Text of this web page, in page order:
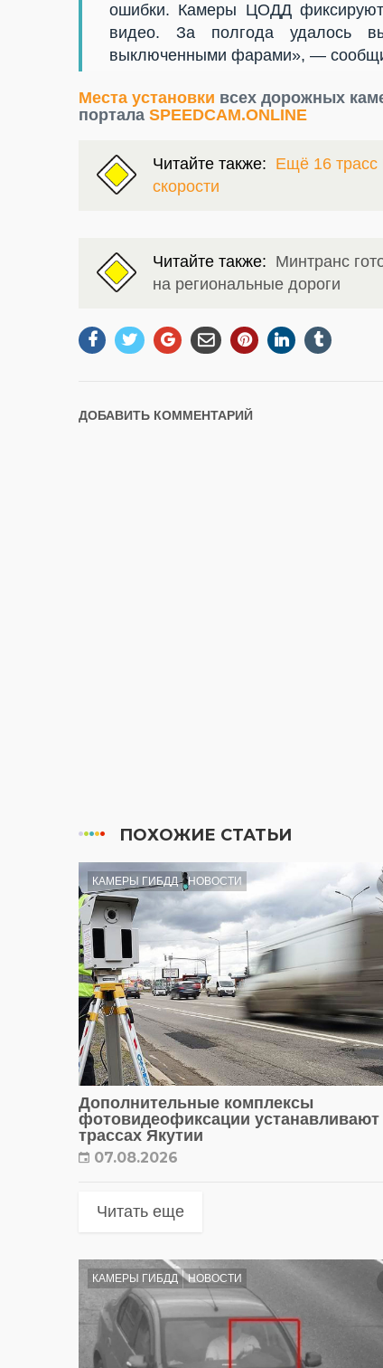
ошибки. Камеры ЦОДД
видео. За полгода удалось
выключенными фарами», —
Места установки всех дорожных
портала SPEEDCAM.ONLINE
Читайте также: Ещё 16 трасс
скорости
Читайте также: Минтранс
на региональные дороги
ДОБАВИТЬ КОММЕНТАРИЙ
ПОХОЖИЕ СТАТЬИ
КАМЕРЫ ГИБДД НОВОСТИ
Дополнительные комплексы
фотовидеофиксации устанавливают
трассах Якутии
07.08.2026
Читать еще
КАМЕРЫ ГИБДД НОВОСТИ